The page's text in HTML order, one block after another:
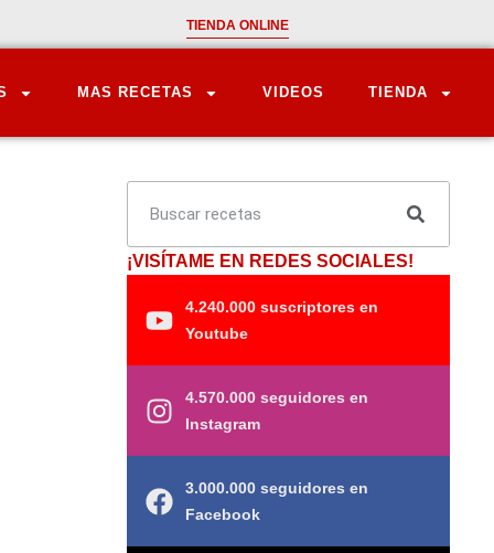
TIENDA ONLINE
MAS RECETAS VIDEOS TIENDA
¡VISÍTAME EN REDES SOCIALES!
4.240.000 suscriptores en
Youtube
4.570.000 seguidores en
Instagram
3.000.000 seguidores en
Facebook